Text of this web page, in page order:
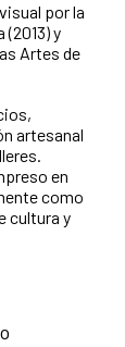
por la
y
Artes de
artesanal
en
como
cultura y